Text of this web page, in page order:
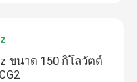
ขนาด 150 กิโลวัตต์